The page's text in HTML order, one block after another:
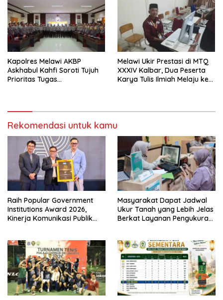
Kapolres Melawi AKBP
Askhabul Kahfi Soroti Tujuh
Prioritas Tugas
Melawi Ukir Prestasi di MTQ
XXXIV Kalbar, Dua Peserta
Karya Tulis Ilmiah Melaju ke
Rekomendasi untuk kamu
Raih Popular Government
Institutions Award 2026,
Kinerja Komunikasi Publik
Masyarakat Dapat Jadwal
Ukur Tanah yang Lebih Jelas
Berkat Layanan Pengukuran